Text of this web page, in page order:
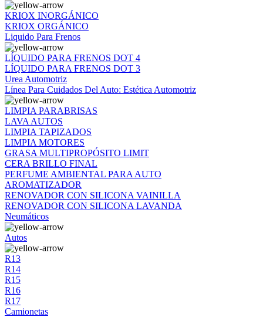
KRIOX INORGÁNICO
KRIOX ORGÁNICO
Liquido Para Frenos
LÍQUIDO PARA FRENOS DOT 4
LÍQUIDO PARA FRENOS DOT 3
Urea Automotriz
Línea Para Cuidados Del Auto: Estética Automotriz
LIMPIA PARABRISAS
LAVA AUTOS
LIMPIA TAPIZADOS
LIMPIA MOTORES
GRASA MULTIPROPÓSITO LIMIT
CERA BRILLO FINAL
PERFUME AMBIENTAL PARA AUTO
AROMATIZADOR
RENOVADOR CON SILICONA VAINILLA
RENOVADOR CON SILICONA LAVANDA
Neumáticos
Autos
R13
R14
R15
R16
R17
Camionetas